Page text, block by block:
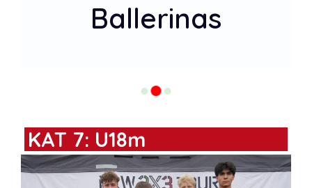
Ballerinas
KAT 7: U18m